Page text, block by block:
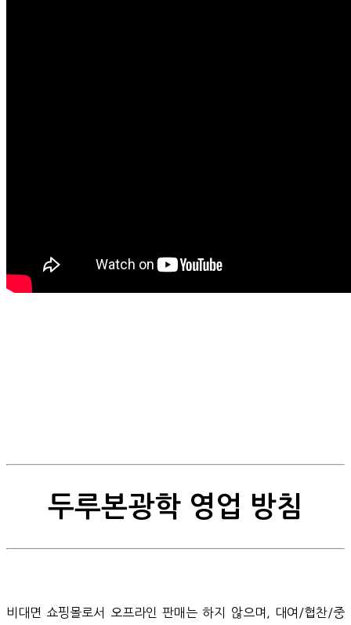
두루본광학 영업 방침
비대면 쇼핑몰로서 오프라인 판매는 하지 않으며, 대여/협찬/중